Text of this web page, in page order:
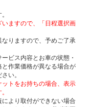
ますので、「日程選択画
りますので、予めご了承
ビス内容とお車の状態・
作業価格が異なる場合が
い。
トをお持ちの場合、表示
より取付ができない場合